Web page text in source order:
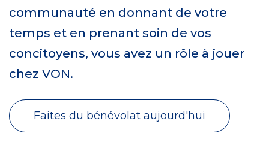
communauté en donnant de votre
temps et en prenant soin de vos
concitoyens, vous avez un rôle à jouer
chez VON.
Faites du bénévolat aujourd'hui